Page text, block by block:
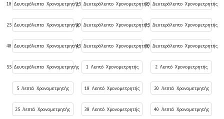
10 Δευτερόλεπτο Χρονομετρητής15 Δευτερόλεπτο Χρονομετρητής20 Δευτερόλεπτο Χρονομετρητής
25 Δευτερόλεπτο Χρονομετρητής30 Δευτερόλεπτο Χρονομετρητής35 Δευτερόλεπτο Χρονομετρητής
40 Δευτερόλεπτο Χρονομετρητής45 Δευτερόλεπτο Χρονομετρητής50 Δευτερόλεπτο Χρονομετρητής
55 Δευτερόλεπτο Χρονομετρητής 1 Λεπτό Χρονομετρητής 2 Λεπτό Χρονομετρητής
5 Λεπτό Χρονομετρητής 10 Λεπτό Χρονομετρητής 20 Λεπτό Χρονομετρητής
25 Λεπτό Χρονομετρητής 30 Λεπτό Χρονομετρητής 40 Λεπτό Χρονομετρητής